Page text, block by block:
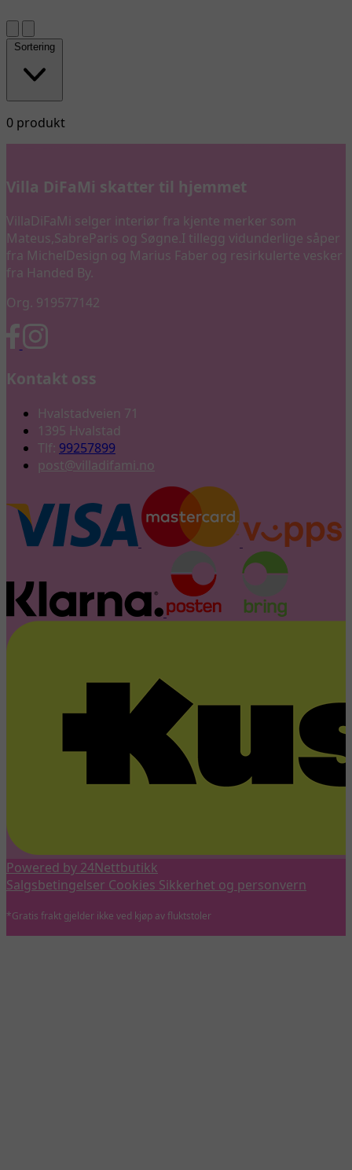
Sortering
0 produkt
Villa DiFaMi skatter til hjemmet
VillaDiFaMi selger interiør fra kjente merker som
Mateus,SabreParis og Søgne.I tillegg vidunderlige såper
fra MichelDesign og Marius Faber og resirkulerte vesker
fra Handed By.
Org. 919577142
Kontakt oss
Hvalstadveien 71
1395 Hvalstad
Tlf: 99257899
post@villadifami.no
Powered by 24Nettbutikk
Salgsbetingelser Cookies Sikkerhet og personvern
*Gratis frakt gjelder ikke ved kjøp av fluktstoler